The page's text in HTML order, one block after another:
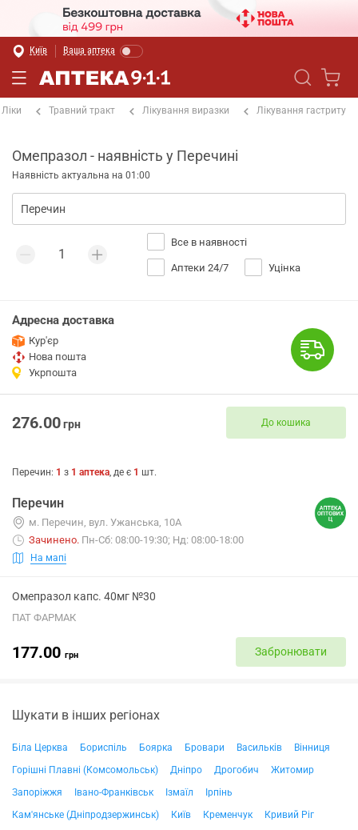
Київ Ваша аптека
Ліки Травний тракт Лікування виразки Лікування гастриту
Омепразол - наявність у Перечині
Наявність актуальна на 01:00
Все в наявності
Аптеки 24/7 Уцінка
Адресна доставка
Кур'єр
Нова пошта
Укрпошта
276.00грн До кошика
Перечин: 1 з 1 аптека, де є 1 шт.
Перечин
м. Перечин, вул. Ужанська, 10А
Зачинено. Пн-Сб: 08:00-19:30; Нд: 08:00-18:00
На мапі
Омепразол капс. 40мг №30
ПАТ ФАРМАК
177.00 грн Забронювати
Шукати в інших регіонах
Біла Церква Бориспіль Боярка Бровари Васильків
Вінниця
Горішні Плавні (Комсомольськ)
Дніпро Дрогобич
Житомир
Запоріжжя
Івано-Франківськ Ізмаїл
Ірпінь
Кам'янське (Дніпродзержинськ)
Київ Кременчук
Кривий Ріг